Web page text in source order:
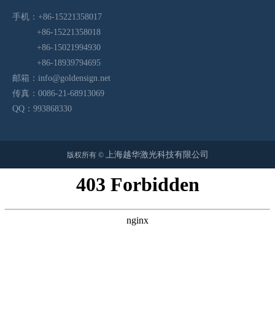
手机：+86-15221358017
+86-15221358018
+86-15021994930
+86-18939794695
邮箱： info@goldensign.net
传真：0086-21-68913069
QQ：993868330
版权所有 © 上海越华激光科技有限公司